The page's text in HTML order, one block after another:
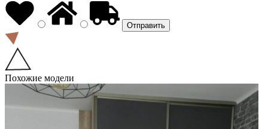
Похожие модели